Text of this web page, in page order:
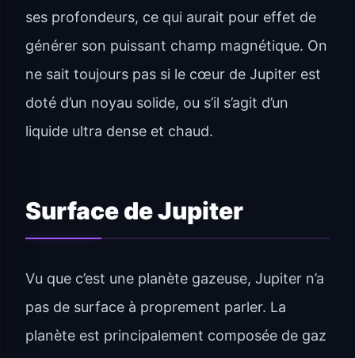
ses profondeurs, ce qui aurait pour effet de
générer son puissant champ magnétique. On
ne sait toujours pas si le cœur de Jupiter est
doté d’un noyau solide, ou s’il s’agit d’un
liquide ultra dense et chaud.
Surface de Jupiter
Vu que c’est une planète gazeuse, Jupiter n’a
pas de surface à proprement parler. La
planète est principalement composée de gaz